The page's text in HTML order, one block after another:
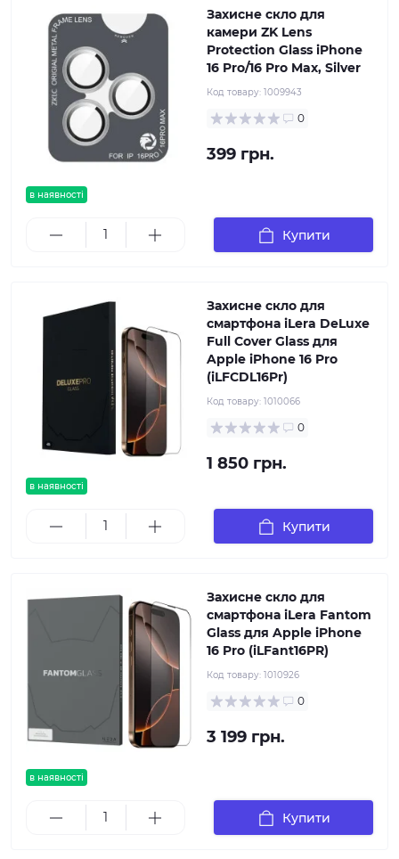
в наявності
Захисне скло для
камери ZK Lens
Protection Glass iPhone
16 Pro/16 Pro Max, Silver
Код товару: 1009943
0
399 грн.
Купити
в наявності
Захисне скло для
смартфона iLera DeLuxe
Full Cover Glass для
Apple iPhone 16 Pro
(iLFCDL16Pr)
Код товару: 1010066
0
1 850 грн.
Купити
в наявності
Захисне скло для
смартфона iLera Fantom
Glass для Apple iPhone
16 Pro (iLFant16PR)
Код товару: 1010926
0
3 199 грн.
Купити